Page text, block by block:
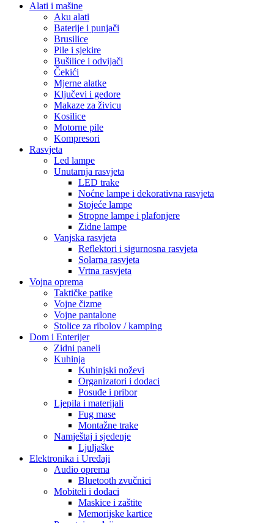
Alati i mašine
Aku alati
Baterije i punjači
Brusilice
Pile i sjekire
Bušilice i odvijači
Čekići
Mjerne alatke
Ključevi i gedore
Makaze za živicu
Kosilice
Motorne pile
Kompresori
Rasvjeta
Led lampe
Unutarnja rasvjeta
LED trake
Noćne lampe i dekorativna rasvjeta
Stojeće lampe
Stropne lampe i plafonjere
Zidne lampe
Vanjska rasvjeta
Reflektori i sigurnosna rasvjeta
Solarna rasvjeta
Vrtna rasvjeta
Vojna oprema
Taktičke patike
Vojne čizme
Vojne pantalone
Stolice za ribolov / kamping
Dom i Enterijer
Zidni paneli
Kuhinja
Kuhinjski noževi
Organizatori i dodaci
Posuđe i pribor
Ljepila i materijali
Fug mase
Montažne trake
Namještaj i sjedenje
Ljuljaške
Elektronika i Uređaji
Audio oprema
Bluetooth zvučnici
Mobiteli i dodaci
Maskice i zaštite
Memorijske kartice